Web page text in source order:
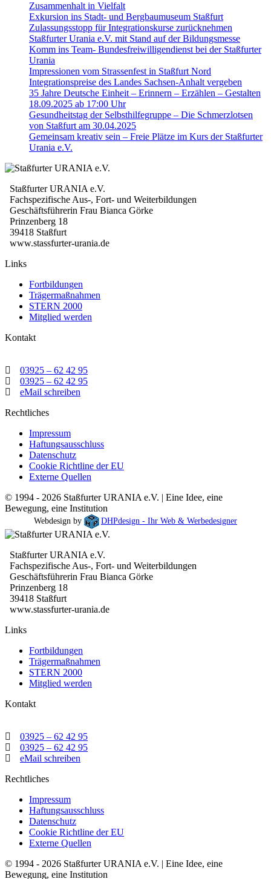
Zusammenhalt in Vielfalt
Exkursion ins Stadt- und Bergbaumuseum Staßfurt
Zulassungsstopp für Integrationskurse zurücknehmen
Staßfurter Urania e.V. mit Stand auf der Bildungsmesse
Komm ins Team- Bundesfreiwilligendienst bei der Staßfurter
Urania
Impressionen vom Strassenfest in Staßfurt Nord
Integrationspreise des Landes Sachsen-Anhalt vergeben
35 Jahre Deutsche Einheit – Erinnern – Erzählen – Gestalten
18.09.2025 ab 17:00 Uhr
Gesundheitstag der Selbsthilfegruppe – Die Schmerzlotsen
von Staßfurt am 30.04.2025
Gemeinsam kreativ sein – Freie Plätze im Kurs der Staßfurter
Urania e.V.
Staßfurter URANIA e.V.
Fachspezifische Aus-, Fort- und Weiterbildungen
Geschäftsführerin Frau Bianca Görke
Prinzenberg 18
39418 Staßfurt
www.stassfurter-urania.de
Links
Fortbildungen
Trägermaßnahmen
STERN 2000
Mitglied werden
Kontakt
03925 – 62 42 95
03925 – 62 42 95
eMail schreiben
Rechtliches
Impressum
Haftungsausschluss
Datenschutz
Cookie Richtline der EU
Externe Quellen
© 1994 - 2026 Staßfurter URANIA e.V. | Eine Idee, eine
Bewegung, eine Institution
Webdesign by DHPdesign - Ihr Web & Werbedesigner
Staßfurter URANIA e.V.
Fachspezifische Aus-, Fort- und Weiterbildungen
Geschäftsführerin Frau Bianca Görke
Prinzenberg 18
39418 Staßfurt
www.stassfurter-urania.de
Links
Fortbildungen
Trägermaßnahmen
STERN 2000
Mitglied werden
Kontakt
03925 – 62 42 95
03925 – 62 42 95
eMail schreiben
Rechtliches
Impressum
Haftungsausschluss
Datenschutz
Cookie Richtline der EU
Externe Quellen
© 1994 - 2026 Staßfurter URANIA e.V. | Eine Idee, eine
Bewegung, eine Institution